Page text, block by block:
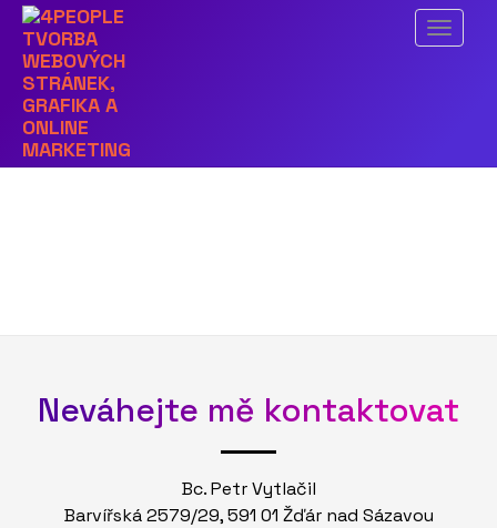
Menu
Předchozí obrázek
reference-zdt-01
Neváhejte mě kontaktovat
Bc. Petr Vytlačil
Barvířská 2579/29, 591 01 Žďár nad Sázavou